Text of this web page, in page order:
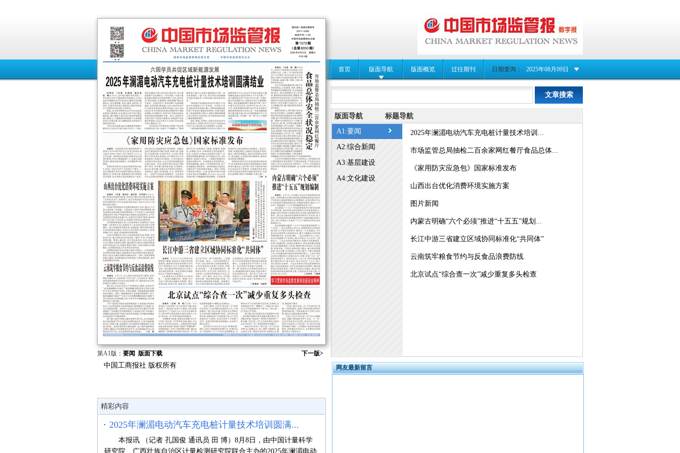
首页 版面导航 版面概览 过往期刊 日期查询： 2025年08月09日
第A1版： 要闻 版面下载 下一版>
中国工商报社 版权所有
精彩内容
2025年澜湄电动汽车充电桩计量技术培训圆满...
本报讯 （记者 孔国俊 通讯员 田 博）8月8日，由中国计量科学
研究院、广西壮族自治区计量检测研究院联合主办的2025年澜湄电动
版面导航
标题导航
A1:要闻
A2:综合新闻
A3:基层建设
A4:文化建设
2025年澜湄电动汽车充电桩计量技术培训...
市场监管总局抽检二百余家网红餐厅食品总体...
《家用防灾应急包》国家标准发布
山西出台优化消费环境实施方案
图片新闻
内蒙古明确“六个必须”推进“十五五”规划...
长江中游三省建立区域协同标准化“共同体”
云南筑牢粮食节约与反食品浪费防线
北京试点“综合查一次”减少重复多头检查
网友最新留言